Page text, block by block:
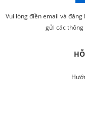
Vui lòng điền email và
gửi các